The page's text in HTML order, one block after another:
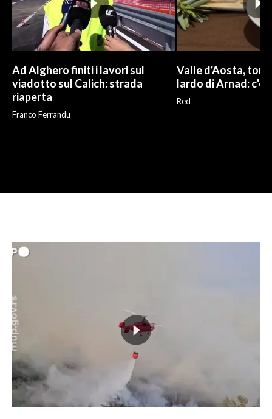
Ad Alghero finiti i lavori sul
viadotto sul Calich: strada
riaperta
Franco Ferrandu
Valle d'Aosta,
lardo di Arnad: c'è
Red